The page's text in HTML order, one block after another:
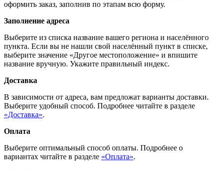
оформить заказ, заполнив по этапам всю форму.
Заполнение адреса
Выберите из списка название вашего региона и населённого
пункта. Если вы не нашли свой населённый пункт в списке,
выберите значение «Другое местоположение» и впишите
название вручную. Укажите правильный индекс.
Доставка
В зависимости от адреса, вам предложат варианты доставки.
Выберите удобный способ. Подробнее читайте в разделе
«Доставка».
Оплата
Выберите оптимальный способ оплаты. Подробнее о
вариантах читайте в разделе «Оплата».